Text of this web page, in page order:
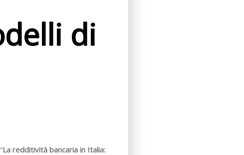
di
La redditività bancaria in Italia: